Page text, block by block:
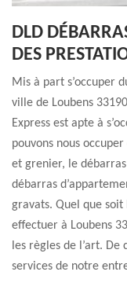
DLD
DES
Mis à part s’occuper
ville de Loubens
Express est apte à
pouvons nous
et grenier, le
débarras
gravats. Quel que
effectuer à Loubens
les règles de l’art.
services de notre